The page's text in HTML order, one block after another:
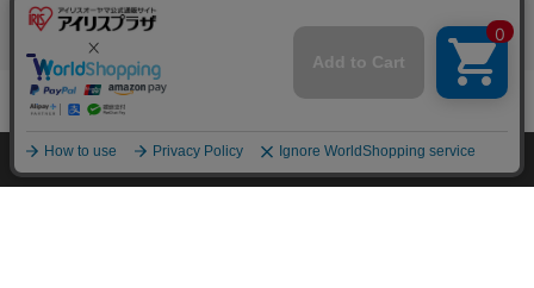
セキュリティ・プライバシーポリシー
お問い合わせ
ご利用方法
ご利用規約
HOME 探す ログイン お気に入り お知らせ